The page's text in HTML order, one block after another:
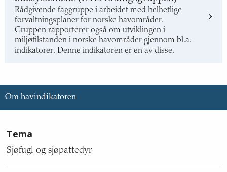
Rådgivende faggruppe i arbeidet med helhetlige
forvaltningsplaner for norske havområder.
Gruppen rapporterer også om utviklingen i
miljøtilstanden i norske havområder gjennom bl.a.
indikatorer. Denne indikatoren er en av disse.
Om havindikatoren
om
indikatoren,
med
Tema
Sjøfugl og sjøpattedyr